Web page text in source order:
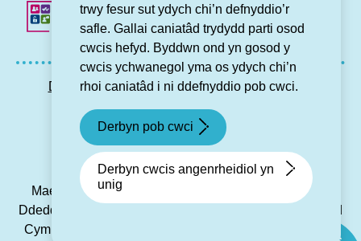
trwy fesur sut ydych chi’n defnyddio’r
safle. Gallai caniatâd trydydd parti osod
cwcis hefyd. Byddwn ond yn gosod y
cwcis ychwanegol yma os ydych chi’n
rhoi caniatâd i ni ddefnyddio pob cwci.
Derbyn pob cwci
Derbyn cwcis angenrheidiol yn
unig
Datganiad hygyrchedd
Preifatrwydd GDPR
© Grŵp Cynefin 2024.Gwefan gan Connect
Mae Grŵp Cynefin yn gymdeithas gofrestredig dan y
Ddeddf Cwmniau Cydweithredol a Chymdeithasau Budd
Cymunedol 2014 dan rif 21194R, ac yn gymdeithas dai